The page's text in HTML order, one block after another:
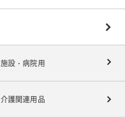
施設・病院用
介護関連用品